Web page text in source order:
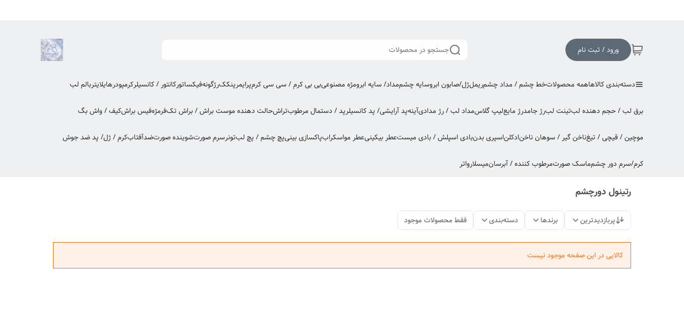
ورود / ثبت نام جستجو در محصولات
دسته‌بندی کالاهاهمه محصولاتخط چشم / مداد چشمریملژل/صابون ابروسایه چشممداد/ سایه ابرومژه مصنوعیبی بی کرم / سی سی کرمپرایمرپنککرژگونهفیکساتورکانتور / کانسیلرکرمپودرهایلایتربالم لب
برق لب / حجم دهنده لبتینت لبرژ جامدرژ مایعلیپ گلاسمداد لب / رژ مدادیآینهپد آرایشی/ پد کانسیلرپد / دستمال مرطوبتراشحالت دهنده موست براش / براش تکفرمژهفیس براشکیف / واش بگ
موچین / قیچی / تیغناخن گیر / سوهان ناخنادکلناسپری بدنبادی اسپلش / بادی میستعطر بیکینیعطر مواسکرابپاکسازی بینیپچ چشم / پچ لبتونرسرم صورتشوینده صورتضدآفتابکرم / ژل/ پد ضد جوش
کرم/سرم دور چشمماسک صورتمرطوب کننده / آبرسانمیسلارواتر
رتینول دورچشم
پربازدیدترین برندها دسته‌بندی فقط محصولات موجود
کالایی در این صفحه موجود نیست